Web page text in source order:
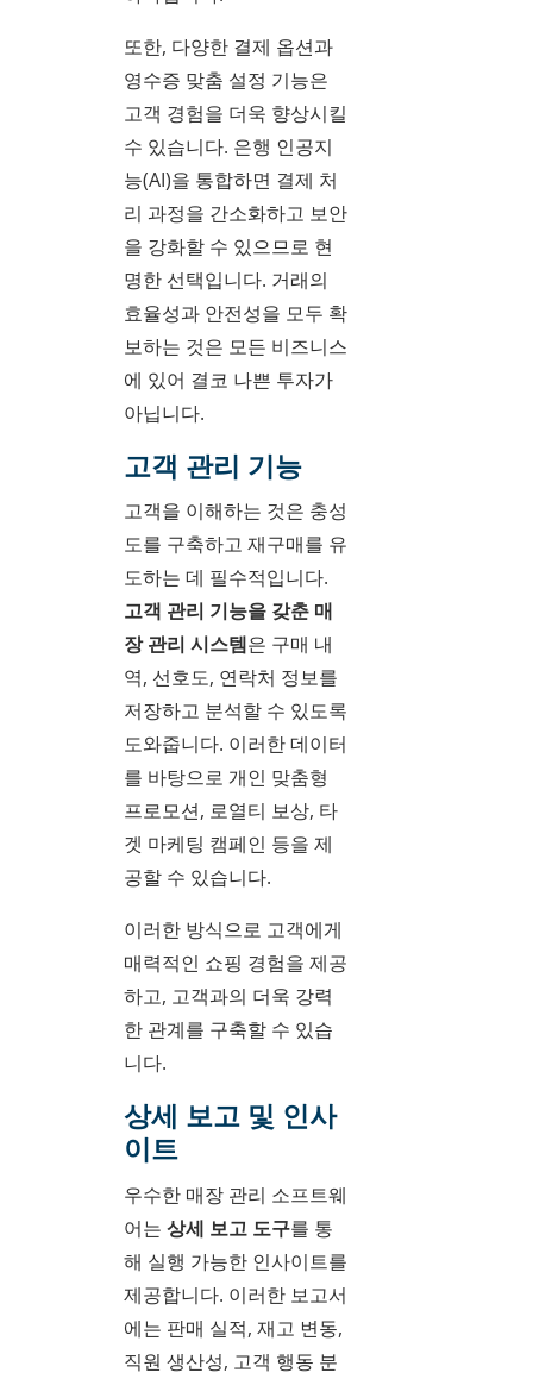
또한, 다양한 결제 옵션과
영수증 맞춤 설정 기능은
고객 경험을 더욱 향상시킬
수 있습니다. 은행 인공지
능(AI)을 통합하면 결제 처
리 과정을 간소화하고 보안
을 강화할 수 있으므로 현
명한 선택입니다. 거래의
효율성과 안전성을 모두 확
보하는 것은 모든 비즈니스
에 있어 결코 나쁜 투자가
아닙니다.
고객 관리 기능
고객을 이해하는 것은 충성
도를 구축하고 재구매를 유
도하는 데 필수적입니다.
고객 관리 기능을 갖춘 매
장 관리 시스템은 구매 내
역, 선호도, 연락처 정보를
저장하고 분석할 수 있도록
도와줍니다. 이러한 데이터
를 바탕으로 개인 맞춤형
프로모션, 로열티 보상, 타
겟 마케팅 캠페인 등을 제
공할 수 있습니다.
이러한 방식으로 고객에게
매력적인 쇼핑 경험을 제공
하고, 고객과의 더욱 강력
한 관계를 구축할 수 있습
니다.
상세 보고 및 인사
이트
우수한 매장 관리 소프트웨
어는 상세 보고 도구를 통
해 실행 가능한 인사이트를
제공합니다. 이러한 보고서
에는 판매 실적, 재고 변동,
직원 생산성, 고객 행동 분